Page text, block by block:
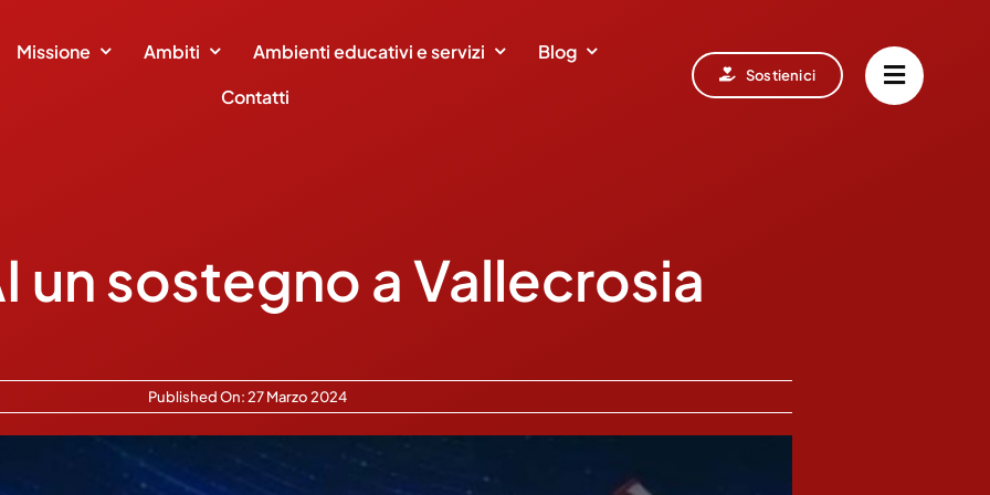
Missione Ambiti Ambienti educativi e servizi
Blog
Contatti
Sostienici
un sostegno a Vallecrosia
Published On: 27 Marzo 2024